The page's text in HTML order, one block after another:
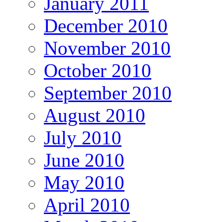
December 2010
November 2010
October 2010
September 2010
August 2010
July 2010
June 2010
May 2010
April 2010